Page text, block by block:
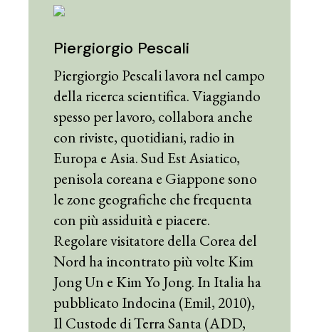
Piergiorgio Pescali
Piergiorgio Pescali lavora nel campo
della ricerca scientifica. Viaggiando
spesso per lavoro, collabora anche
con riviste, quotidiani, radio in
Europa e Asia. Sud Est Asiatico,
penisola coreana e Giappone sono
le zone geografiche che frequenta
con più assiduità e piacere.
Regolare visitatore della Corea del
Nord ha incontrato più volte Kim
Jong Un e Kim Yo Jong. In Italia ha
pubblicato Indocina (Emil, 2010),
Il Custode di Terra Santa (ADD,